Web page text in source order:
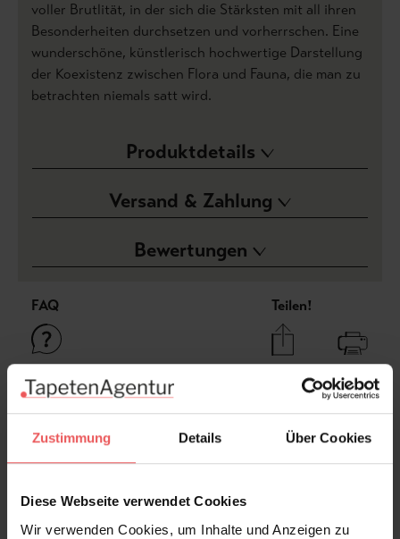
Zustimmung Details Über Cookies
Diese Webseite verwendet Cookies
Wir verwenden Cookies, um Inhalte und Anzeigen zu
voller Brutlität, in der sich die Stärksten mit all ihren
Besonderheiten durchsetzen und vorherrschen. Eine
wunderschöne, künstlerisch hochwertige Darstellung
der Koexistenz zwischen Flora und Fauna, die man zu
betrachten niemals satt wird.
Produktdetails
Versand & Zahlung
Bewertungen
FAQ Teilen!
Frage stellen
+49 (0)221 932 81 82